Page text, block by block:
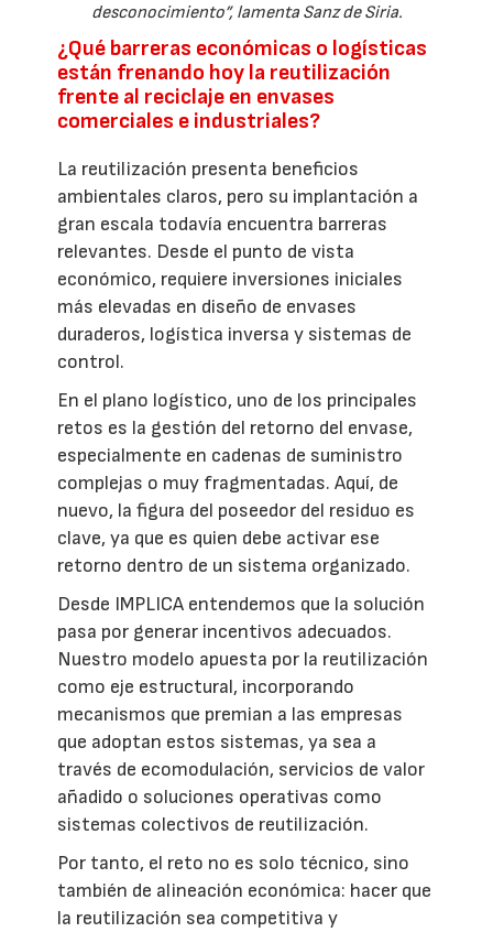
desconocimiento”, lamenta Sanz de Siria.
¿Qué barreras económicas o logísticas
están frenando hoy la reutilización
frente al reciclaje en envases
comerciales e industriales?
La reutilización presenta beneficios
ambientales claros, pero su implantación a
gran escala todavía encuentra barreras
relevantes. Desde el punto de vista
económico, requiere inversiones iniciales
más elevadas en diseño de envases
duraderos, logística inversa y sistemas de
control.
En el plano logístico, uno de los principales
retos es la gestión del retorno del envase,
especialmente en cadenas de suministro
complejas o muy fragmentadas. Aquí, de
nuevo, la figura del poseedor del residuo es
clave, ya que es quien debe activar ese
retorno dentro de un sistema organizado.
Desde IMPLICA entendemos que la solución
pasa por generar incentivos adecuados.
Nuestro modelo apuesta por la reutilización
como eje estructural, incorporando
mecanismos que premian a las empresas
que adoptan estos sistemas, ya sea a
través de ecomodulación, servicios de valor
añadido o soluciones operativas como
sistemas colectivos de reutilización.
Por tanto, el reto no es solo técnico, sino
también de alineación económica: hacer que
la reutilización sea competitiva y